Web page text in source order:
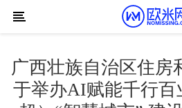
Skip to content
广西壮族自治区住房
于举办AI赋能千行